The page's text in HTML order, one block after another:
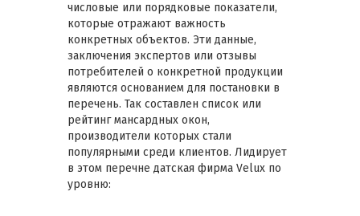
числовые или порядковые показатели,
которые отражают важность
конкретных объектов. Эти данные,
заключения экспертов или отзывы
потребителей о конкретной продукции
являются основанием для постановки в
перечень. Так составлен список или
рейтинг мансардных окон,
производители которых стали
популярными среди клиентов. Лидирует
в этом перечне датская фирма Velux по
уровню: